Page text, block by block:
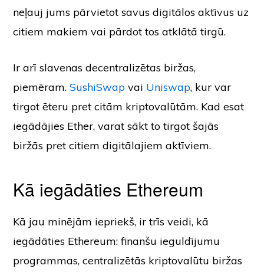
neļauj jums pārvietot savus digitālos aktīvus uz
citiem makiem vai pārdot tos atklātā tirgū.
Ir arī slavenas decentralizētas biržas,
piemēram.SushiSwap vai Uniswap, kur var
tirgot ēteru pret citām kriptovalūtām. Kad esat
iegādājies Ether, varat sākt to tirgot šajās
biržās pret citiem digitālajiem aktīviem.
Kā iegādāties Ethereum
Kā jau minējām iepriekš, ir trīs veidi, kā
iegādāties Ethereum: finanšu ieguldījumu
programmas, centralizētās kriptovalūtu biržas